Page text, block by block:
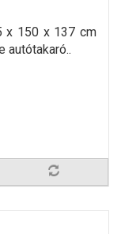
x 150 x 137 cm
autótakaró..